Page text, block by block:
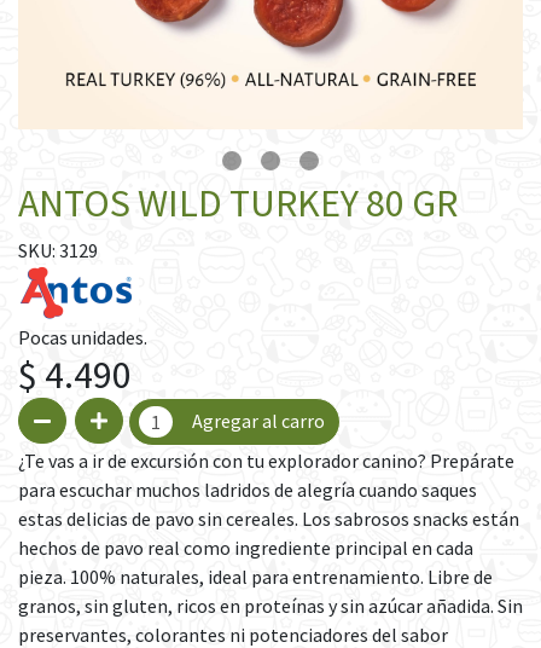
ANTOS WILD TURKEY 80 GR
SKU: 3129
Pocas unidades.
$ 4.490
Agregar al carro
¿Te vas a ir de excursión con tu explorador canino? Prepárate
para escuchar muchos ladridos de alegría cuando saques
estas delicias de pavo sin cereales. Los sabrosos snacks están
hechos de pavo real como ingrediente principal en cada
pieza. 100% naturales, ideal para entrenamiento. Libre de
granos, sin gluten, ricos en proteínas y sin azúcar añadida. Sin
preservantes, colorantes ni potenciadores del sabor